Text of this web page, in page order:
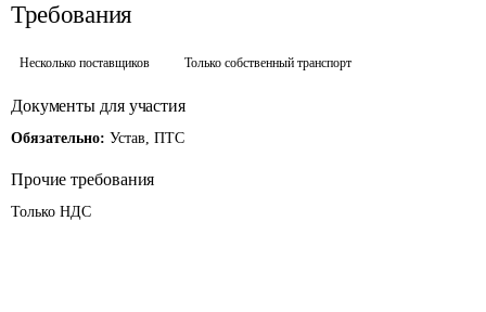
Требования
Несколько поставщиков Только собственный транспорт
Документы для участия
Обязательно: Устав, ПТС
Прочие требования
Только НДС